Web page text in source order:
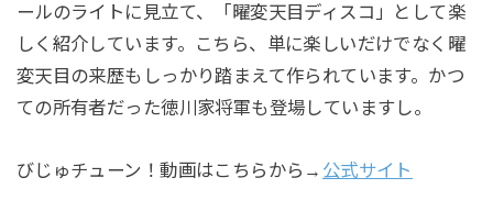
ールのライトに見立て、「曜変天目ディスコ」として楽
しく紹介しています。こちら、単に楽しいだけでなく曜
変天目の来歴もしっかり踏まえて作られています。かつ
ての所有者だった徳川家将軍も登場していますし。
びじゅチューン！動画はこちらから→ 公式サイト